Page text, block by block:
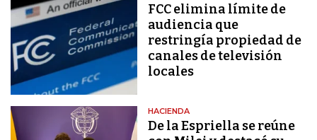
FCC elimina límite de
audiencia que
restringía propiedad de
canales de televisión
locales
HACIENDA
De la Espriella se reúne